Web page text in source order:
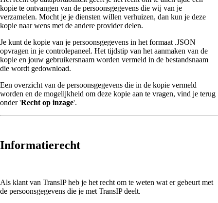
kopie te ontvangen van de persoonsgegevens die wij van je
verzamelen. Mocht je je diensten willen verhuizen, dan kun je deze
kopie naar wens met de andere provider delen.
Je kunt de kopie van je persoonsgegevens in het formaat .JSON
opvragen in je controlepaneel. Het tijdstip van het aanmaken van de
kopie en jouw gebruikersnaam worden vermeld in de bestandsnaam
die wordt gedownload.
Een overzicht van de persoonsgegevens die in de kopie vermeld
worden en de mogelijkheid om deze kopie aan te vragen, vind je terug
onder 'Recht op inzage'.
Informatierecht
Als klant van TransIP heb je het recht om te weten wat er gebeurt met
de persoonsgegevens die je met TransIP deelt.